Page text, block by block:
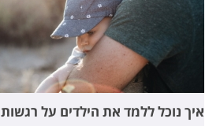
איך נוכל ללמד את הילדים על רגשות